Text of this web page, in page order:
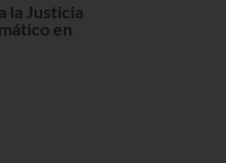
la Justicia
en